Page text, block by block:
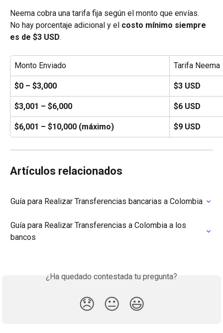
Neema cobra una tarifa fija según el monto que envías.
No hay porcentaje adicional y el costo mínimo siempre
es de $3 USD.
Monto Enviado Tarifa Neema
$0 – $3,000 $3 USD
$3,001 – $6,000 $6 USD
$6,001 – $10,000 (máximo) $9 USD
Artículos relacionados
Guía para Realizar Transferencias bancarias a Colombia
Guía para Realizar Transferencias a Colombia a los
bancos
¿Ha quedado contestada tu pregunta?
😞 😐 😃